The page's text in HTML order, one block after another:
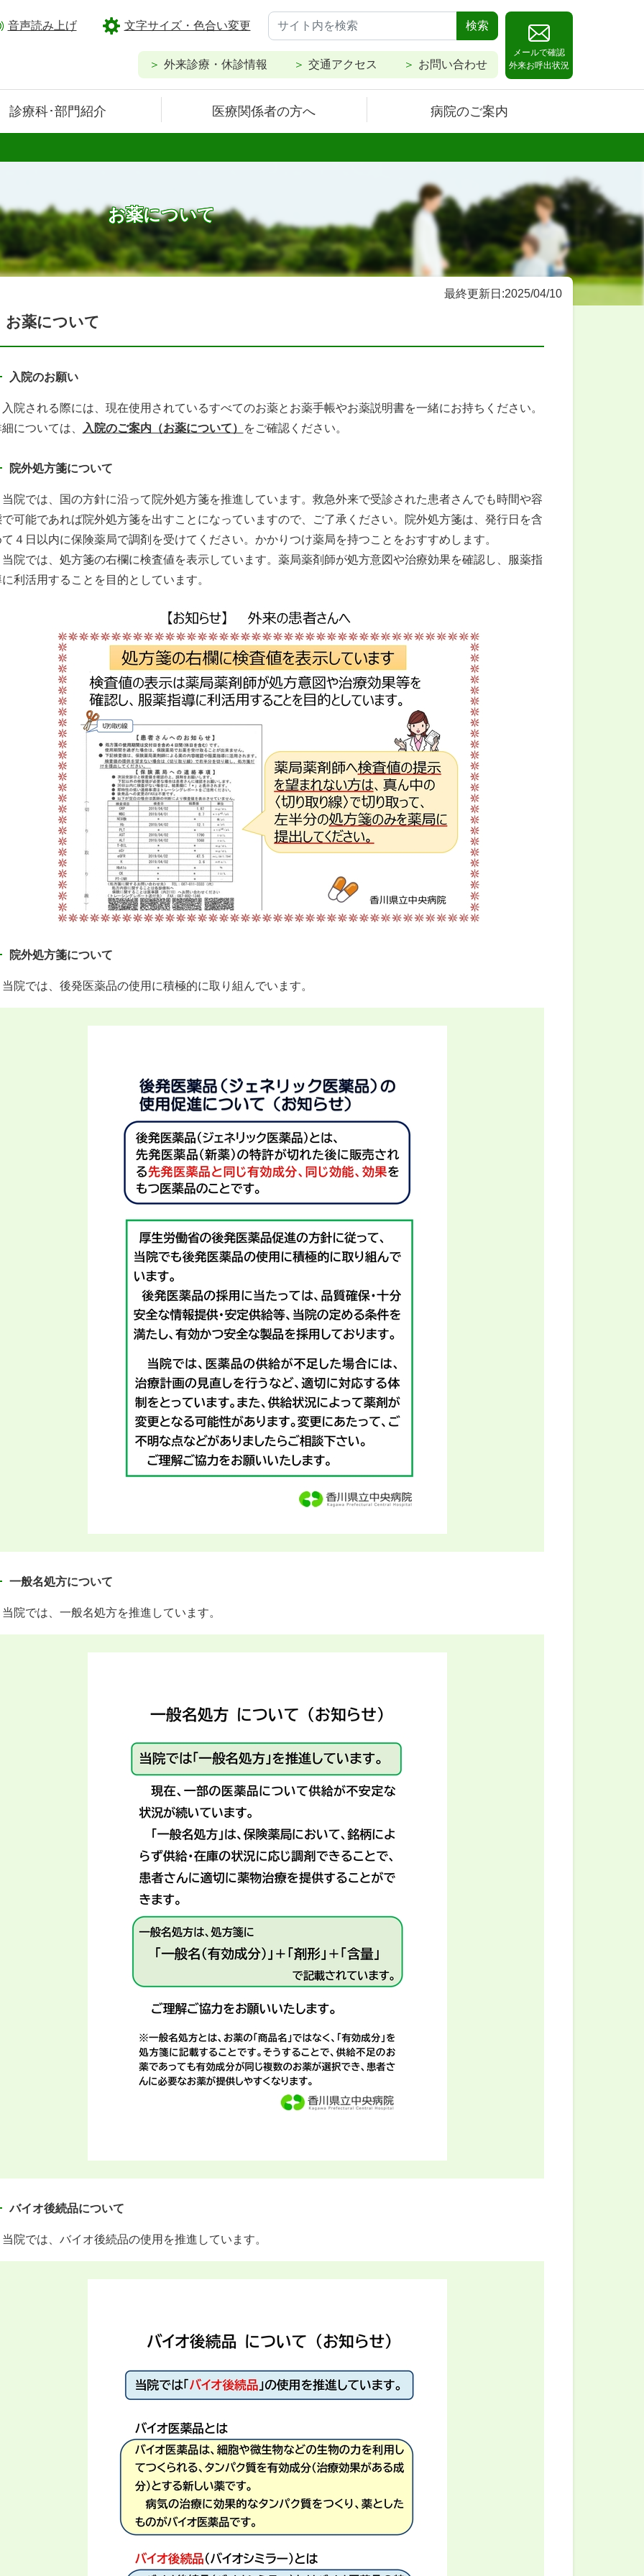
音声読み上げ 文字サイズ・色合い変更 検索
外来診療・休診情報 交通アクセス お問い合わせ
メールで確認
外来お呼出状況
診療科･部門紹介 医療関係者の方へ 病院のご案内
お薬について
最終更新日:2025/04/10
お薬について
入院のお願い
される際には、現在使用されているすべてのお薬とお薬手帳やお薬説明書を一緒にお持ちください。
については、
入院のご案内（お薬について） をご確認ください。
院外処方箋について
院では、国の方針に沿って院外処方箋を推進しています。救急外来で受診された患者さんでも時間や容
可能であれば院外処方箋を出すことになっていますので、ご了承ください。院外処方箋は、発行日を含
４日以内に保険薬局で調剤を受けてください。かかりつけ薬局を持つことをおすすめします。
院では、処方箋の右欄に検査値を表示しています。薬局薬剤師が処方意図や治療効果を確認し、服薬指
利活用することを目的としています。
院外処方箋について
では、後発医薬品の使用に積極的に取り組んでいます。
一般名処方について
院では、一般名処方を推進しています。
バイオ後続品について
院では、バイオ後続品の使用を推進しています。